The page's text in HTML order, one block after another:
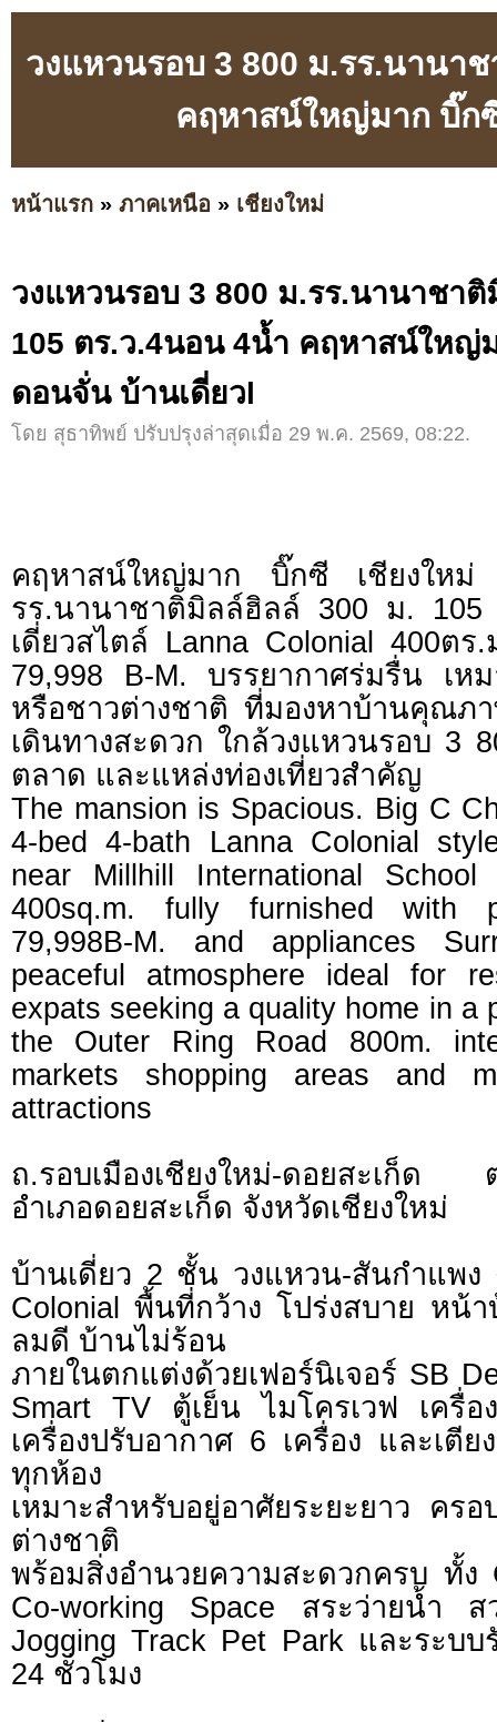
วงแหวนรอบ 3 800 ม.รร.นานา
คฤหาสน์ใหญ่มาก บิ๊ก
หน้าแรก » ภาคเหนือ » เชียงใหม่
วงแหวนรอบ 3 800 ม.รร.นานาชา
105 ตร.ว.4นอน 4น้ำ คฤหาสน์ใหญ่
ดอนจั่น บ้านเดี่ยวl
โดย สุธาทิพย์ ปรับปรุงล่าสุดเมื่อ 29 พ.ค. 2569, 08:22.
คฤหาสน์ใหญ่มาก บิ๊กซี เชียงให
รร.นานาชาติมิลล์ฮิลล์ 300 ม.
เดี่ยวสไตล์ Lanna Colonial 400ตร
79,998 B-M. บรรยากาศร่มรื่น เห
หรือชาวต่างชาติ ที่มองหาบ้านคุณภ
เดินทางสะดวก ใกล้วงแหวนรอบ 3
ตลาด และแหล่งท่องเที่ยวสำคัญ
The mansion is Spacious. Big C
4-bed 4-bath Lanna Colonial
near Millhill International School
400sq.m. fully furnished with
79,998B-M. and appliances
peaceful atmosphere ideal for
expats seeking a quality home in a
the Outer Ring Road 800m.
markets shopping areas and
attractions
ถ.รอบเมืองเชียงใหม่-ดอยสะเก็ด
อำเภอดอยสะเก็ด จังหวัดเชียงใหม่
บ้านเดี่ยว 2 ชั้น วงแหวน-สันกำแพง
Colonial พื้นที่กว้าง โปร่งสบาย หน้
ลมดี บ้านไม่ร้อน
ภายในตกแต่งด้วยเฟอร์นิเจอร์ SB
Smart TV ตู้เย็น ไมโครเวฟ เครื่อ
เครื่องปรับอากาศ 6 เครื่อง และเตี
ทุกห้อง
เหมาะสำหรับอยู่อาศัยระยะยาว คร
ต่างชาติ
พร้อมสิ่งอำนวยความสะดวกครบ ทั้ง
Co-working Space สระว่ายน้ำ
Jogging Track Pet Park และระบ
24 ชั่วโมง